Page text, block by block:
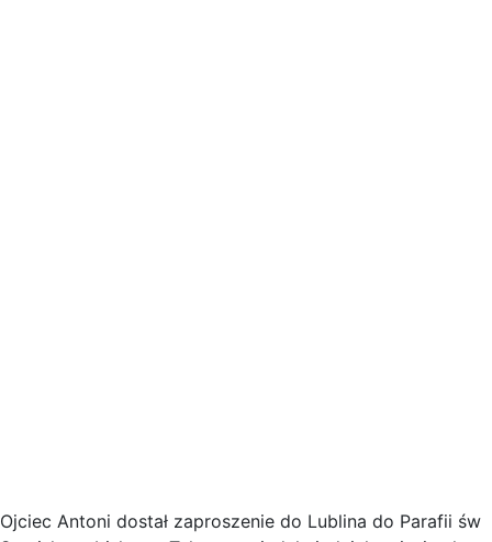
Ojciec Antoni dostał zaproszenie do Lublina do Parafii św